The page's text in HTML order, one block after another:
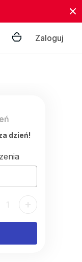
Zaloguj
dzień!
1 +